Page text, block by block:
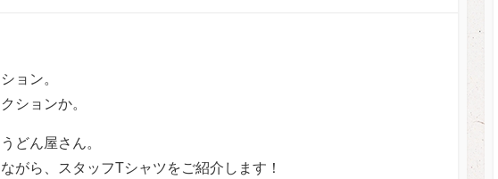
ョン。
ションか。
どん屋さん。
がら、スタッフTシャツをご紹介します！